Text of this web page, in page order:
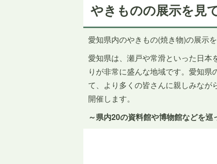
やきものの展示を見
愛知県内のやきもの(焼き物)の展示
愛知県は、瀬戸や常滑といった日本
りが非常に盛んな地域です。愛知
て、より多くの皆さんに親しみな
開催します。
～県内20の資料館や博物館などを